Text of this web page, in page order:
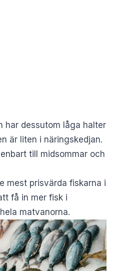
har dessutom låga halter
är liten i näringskedjan.
till midsommar och
mest prisvärda fiskarna i
få in mer fisk i
matvanorna.